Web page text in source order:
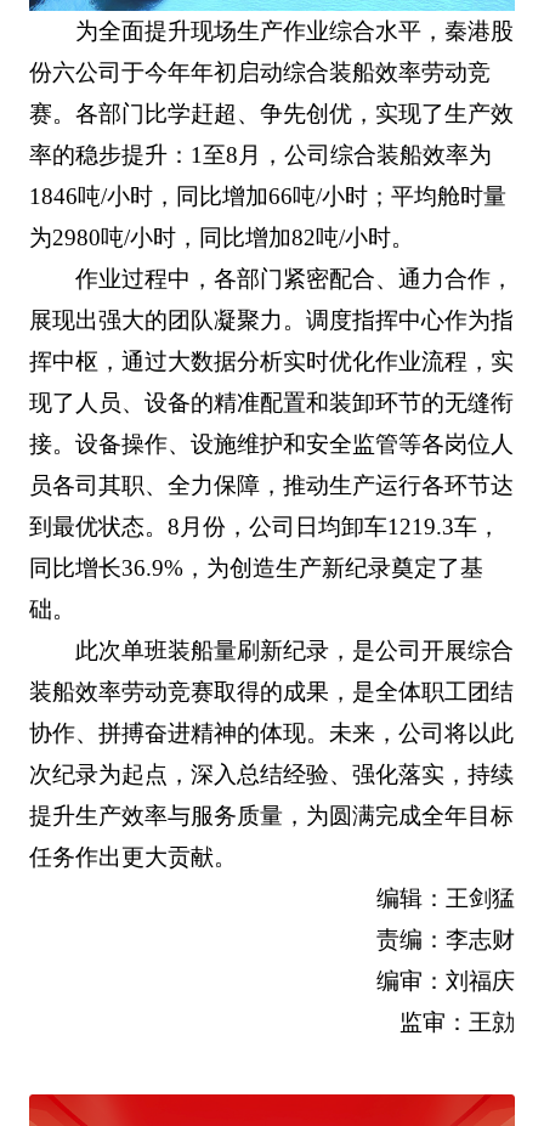
为全面提升现场生产作业综合水平，秦港股
份六公司于今年年初启动综合装船效率劳动竞
赛。各部门比学赶超、争先创优，实现了生产效
率的稳步提升：1至8月，公司综合装船效率为
1846吨/小时，同比增加66吨/小时；平均舱时量
为2980吨/小时，同比增加82吨/小时。
作业过程中，各部门紧密配合、通力合作，
展现出强大的团队凝聚力。调度指挥中心作为指
挥中枢，通过大数据分析实时优化作业流程，实
现了人员、设备的精准配置和装卸环节的无缝衔
接。设备操作、设施维护和安全监管等各岗位人
员各司其职、全力保障，推动生产运行各环节达
到最优状态。8月份，公司日均卸车1219.3车，
同比增长36.9%，为创造生产新纪录奠定了基
础。
此次单班装船量刷新纪录，是公司开展综合
装船效率劳动竞赛取得的成果，是全体职工团结
协作、拼搏奋进精神的体现。未来，公司将以此
次纪录为起点，深入总结经验、强化落实，持续
提升生产效率与服务质量，为圆满完成全年目标
任务作出更大贡献。
编辑：王剑猛
责编：李志财
编审：刘福庆
监审：王勍